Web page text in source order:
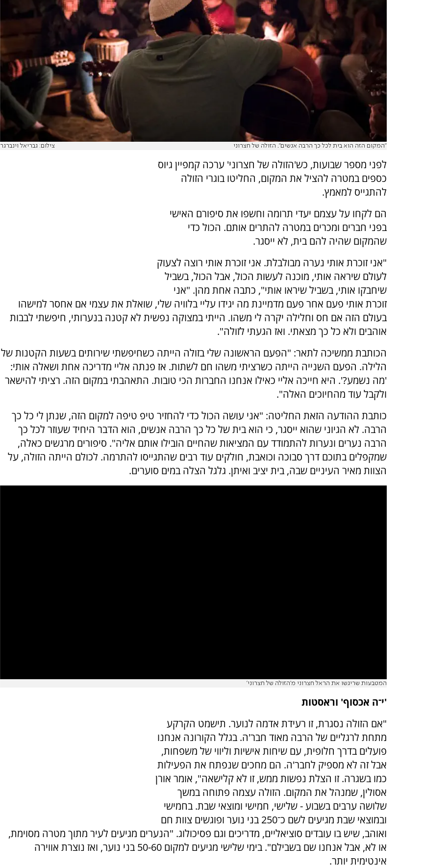
"המקום הזה הוא בית לכל כך הרבה אנשים". הזולה של חצרוני צילום: גבריאל וינברגר
לפני מספר שבועות, כש'הזולה של חצרוני' ערכה קמפיין גיוס
כספים במטרה להציל את המקום, החליטו בוגרי הזולה
להתגייס למאמץ.
הם לקחו על עצמם יעדי תרומה וחשפו את סיפורם האישי
בפני חברים ומכרים במטרה להתרים אותם. הכול כדי
שהמקום שהיה להם בית, לא ייסגר.
"אני זוכרת אותי נערה מבולבלת. אני זוכרת אותי רוצה לצעוק
לעולם שיראה אותי, מוכנה לעשות הכול, אבל הכול, בשביל
שיחבקו אותי, בשביל שיראו אותי", כתבה אחת מהן. "אני
זוכרת אותי פעם אחר פעם מדמיינת מה יגידו עליי בלוויה שלי, שואלת את עצמי אם אחסר למישהו
בעולם הזה אם חס וחלילה יקרה לי משהו. הייתי במצוקה נפשית לא קטנה בנערותי, חיפשתי לבבות
אוהבים ולא כל כך מצאתי. ואז הגעתי לזולה".
הכותבת ממשיכה לתאר: "הפעם הראשונה שלי בזולה הייתה כשחיפשתי שירותים בשעות הקטנות של
הלילה. הפעם השנייה הייתה כשרציתי משהו חם לשתות. אז פנתה אליי מדריכה אחת ושאלה אותי:
'מה נשמע?'. היא חייכה אליי כאילו אנחנו החברות הכי טובות. התאהבתי במקום הזה. רציתי להישאר
ולקבל עוד מהחיוכים האלה".
כותבת ההודעה הזאת החליטה: "אני עושה הכול כדי להחזיר טיפ טיפה למקום הזה, שנתן לי כל כך
הרבה. לא הגיוני שהוא ייסגר, כי הוא בית של כל כך הרבה אנשים, הוא הדבר היחיד שעוזר לכל כך
הרבה נערים ונערות להתמודד עם המציאות שהחיים הובילו אותם אליה". סיפורים מרגשים כאלה,
שמקפלים בתוכם דרך סבוכה וכואבת, חולקים עוד רבים שהתגייסו להתרמה. לכולם הייתה הזולה, על
הצוות מאיר העיניים שבה, בית יציב ואיתן. גלגל הצלה במים סוערים.
המטבעות שריגשו את הראל חצרוני מ'הזולה של חצרוני'
'י־ה אכסוף' וראסטות
"אם הזולה נסגרת, זו רעידת אדמה לנוער. תישמט הקרקע
מתחת לרגליים של הרבה מאוד חבר'ה. בגלל הקורונה אנחנו
פועלים בדרך חלופית, עם שיחות אישיות וליווי של משפחות,
אבל זה לא מספיק לחבר'ה. הם מחכים שנפתח את הפעילות
כמו בשגרה. זו הצלת נפשות ממש, זו לא קלישאה", אומר אורן
אסולין, שמנהל את המקום. הזולה עצמה פתוחה במשך
שלושה ערבים בשבוע - שלישי, חמישי ומוצאי שבת. בחמישי
ובמוצאי שבת מגיעים לשם כ־250 בני נוער ופוגשים צוות חם
ואוהב, שיש בו עובדים סוציאליים, מדריכים וגם פסיכולוג. "הנערים מגיעים לעיר מתוך מטרה מסוימת,
או לא, אבל אנחנו שם בשבילם". בימי שלישי מגיעים למקום 50-­60 בני נוער, ואז נוצרת אווירה
אינטימית יותר.